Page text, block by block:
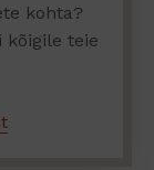
kohta?
kõigile teie